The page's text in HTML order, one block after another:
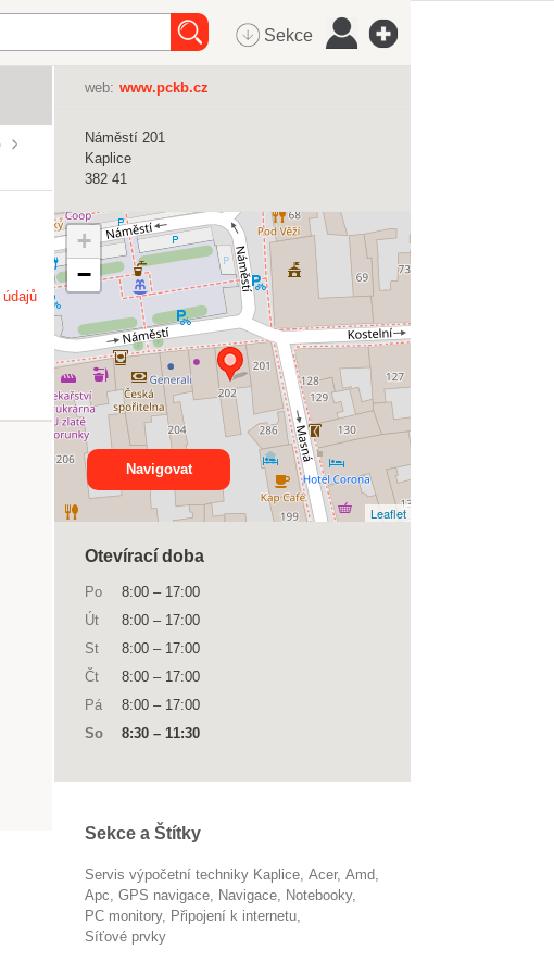
Sekce
údajů
web: www.pckb.cz
Náměstí 201
Kaplice
382 41
+
−
Leaflet
Navigovat
Otevírací doba
Po 8:00 – 17:00
Út
8:00 – 17:00
St
8:00 – 17:00
Čt
8:00 – 17:00
Pá
8:00 – 17:00
So
8:30 – 11:30
Sekce a Štítky
Servis výpočetní techniky Kaplice Acer
Amd
Apc
GPS navigace navigace
notebooky
PC monitory
připojení k internetu
Síťové prvky